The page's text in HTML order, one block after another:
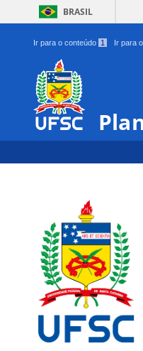
BRASIL
Ir para o conteúdo 1 Ir para